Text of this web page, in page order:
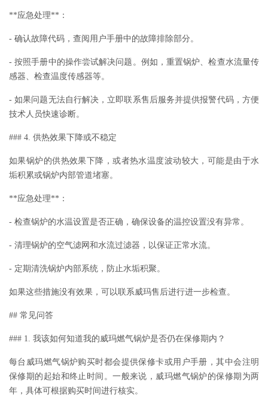
**应急处理**：
- 确认故障代码，查阅用户手册中的故障排除部分。
- 按照手册中的操作尝试解决问题。例如，重置锅炉、检查水流量传
感器、检查温度传感器等。
- 如果问题无法自行解决，立即联系售后服务并提供报警代码，方便
技术人员快速诊断。
### 4. 供热效果下降或不稳定
如果锅炉的供热效果下降，或者热水温度波动较大，可能是由于水
垢积累或锅炉内部管道堵塞。
**应急处理**：
- 检查锅炉的水温设置是否正确，确保设备的温控设置没有异常。
- 清理锅炉的空气滤网和水流过滤器，以保证正常水流。
- 定期清洗锅炉内部系统，防止水垢积聚。
如果这些措施没有效果，可以联系威玛售后进行进一步检查。
## 常见问答
### 1. 我该如何知道我的威玛燃气锅炉是否仍在保修期内？
每台威玛燃气锅炉购买时都会提供保修卡或用户手册，其中会注明
保修期的起始和终止时间。一般来说，威玛燃气锅炉的保修期为两
年，具体可根据购买时间进行核实。